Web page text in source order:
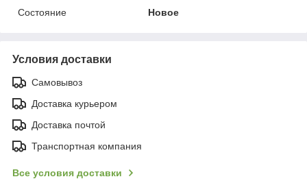
Состояние
Новое
Условия доставки
Самовывоз
Доставка курьером
Доставка почтой
Транспортная компания
Все условия доставки